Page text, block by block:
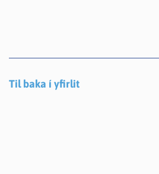
Til baka í yfirlit